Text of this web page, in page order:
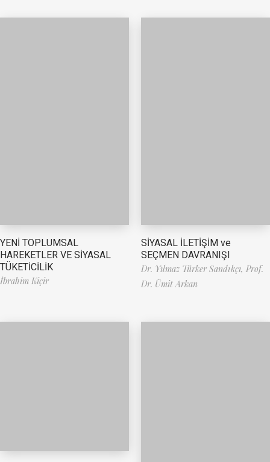
YENİ TOPLUMSAL
HAREKETLER VE SİYASAL
TÜKETİCİLİK
İbrahim Kiçir
SİYASAL İLETİŞİM ve
SEÇMEN DAVRANIŞI
Dr. Yılmaz Türker Sandıkçı, Prof.
Dr. Ümit Arkan